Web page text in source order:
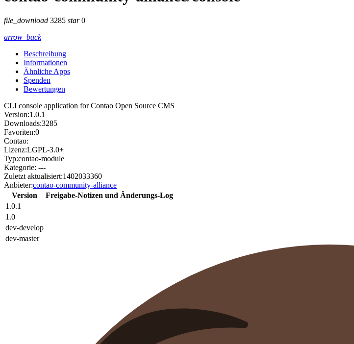
file_download 3285 star0
arrow_back
Beschreibung
Informationen
Ähnliche Apps
Spenden
Bewertungen
CLI console application for Contao Open Source CMS
Version:1.0.1
Downloads:3285
Favoriten:0
Contao:
Lizenz:LGPL-3.0+
Typ:contao-module
Kategorie: ---
Zuletzt aktualisiert:1402033360
Anbieter:contao-community-alliance
Version
Freigabe-Notizen und Änderungs-Log
1.0.1
1.0
dev-develop
dev-master